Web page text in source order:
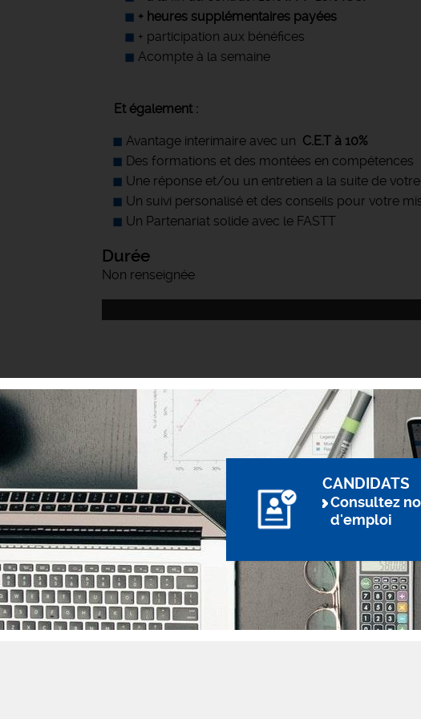
+ heures supplémentaires payées
+ participation aux bénéfices
Acompte à la semaine
Et également :
Avantage interimaire avec un C.E.T à 10%
Des formations et des montées en compétences
Une réponse et/ou un entretien a la suite de
Un suivi personalisé et des conseils pour votre
Un Partenariat solide avec le FASTT
Durée
Non renseignée
CANDIDATS
Consultez
d'emploi